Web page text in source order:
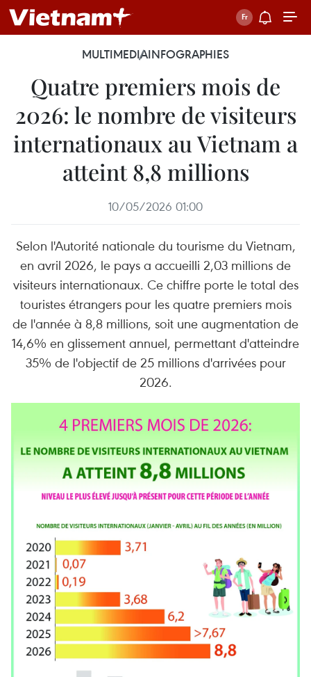
MULTIMEDIAINFOGRAPHIES
Quatre premiers mois de
2026: le nombre de visiteurs
internationaux au Vietnam a
atteint 8,8 millions
10/05/2026 01:00
Selon l'Autorité nationale du tourisme du Vietnam,
en avril 2026, le pays a accueilli 2,03 millions de
visiteurs internationaux. Ce chiffre porte le total des
touristes étrangers pour les quatre premiers mois
de l'année à 8,8 millions, soit une augmentation de
14,6% en glissement annuel, permettant d'atteindre
35% de l'objectif de 25 millions d'arrivées pour
2026.